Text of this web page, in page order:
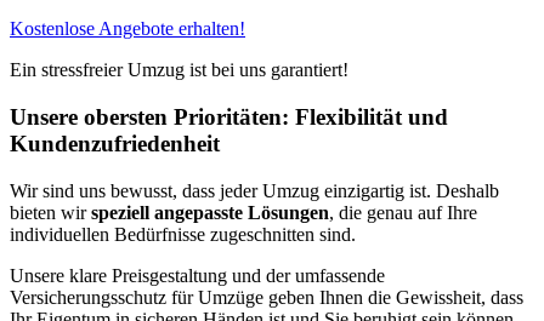
Kostenlose Angebote erhalten!
Ein stressfreier Umzug ist bei uns garantiert!
Unsere obersten Prioritäten: Flexibilität und
Kundenzufriedenheit
Wir sind uns bewusst, dass jeder Umzug einzigartig ist. Deshalb
bieten wirspeziell angepasste Lösungen, die genau auf Ihre
individuellen Bedürfnisse zugeschnitten sind.
Unsere klare Preisgestaltung und der umfassende
Versicherungsschutz für Umzüge geben Ihnen die Gewissheit, dass